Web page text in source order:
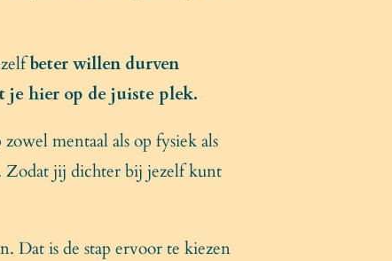
beter willen durven
je hier op de juiste plek.
mentaal als op fysiek als
Zodat jij dichter bij jezelf kunt
Dat is de stap ervoor te kiezen